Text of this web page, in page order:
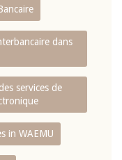
dans
services de
in WAEMU